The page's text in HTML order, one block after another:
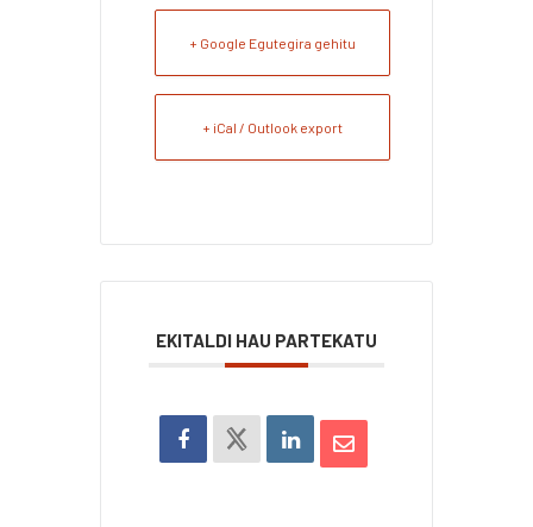
+ Google Egutegira gehitu
+ iCal / Outlook export
EKITALDI HAU PARTEKATU